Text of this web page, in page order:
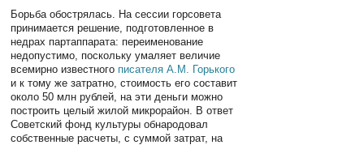
Борьба обострялась. На сессии горсовета
принимается решение, подготовленное в
недрах партаппарата: переименование
недопустимо, поскольку умаляет величие
всемирно известного писателя А.М. Горького
и к тому же затратно, стоимость его составит
около 50 млн рублей, на эти деньги можно
построить целый жилой микрорайон. В ответ
Советский фонд культуры обнародовал
собственные расчеты, с суммой затрат, на